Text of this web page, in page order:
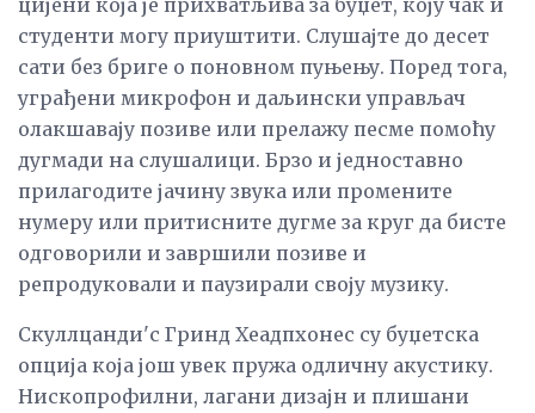
студенти могу приуштити. Слушајте до десет
сати без бриге о поновном пуњењу. Поред тога,
уграђени микрофон и даљински управљач
олакшавају позиве или прелажу песме помоћу
дугмади на слушалици. Брзо и једноставно
прилагодите јачину звука или промените
нумеру или притисните дугме за круг да бисте
одговорили и завршили позиве и
репродуковали и паузирали своју музику.
Скуллцанди'с Гринд Хеадпхонес су буџетска
опција која још увек пружа одличну акустику.
Нископрофилни, лагани дизајн и плишани